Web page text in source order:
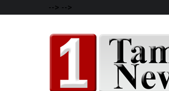
--> -->